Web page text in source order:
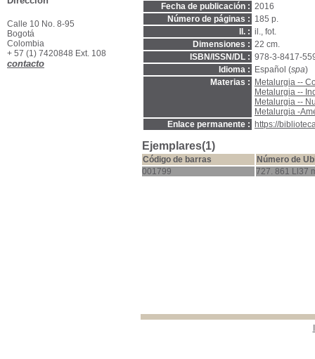
Fecha de publicación : 2016
Número de páginas : 185 p.
Il. : il., fot.
Dimensiones : 22 cm.
ISBN/ISSN/DL : 978-3-8417-
Idioma :
Español (spa)
Materias :
Metalurgia --
Metalurgia --
Metalurgia --
Metalurgia -
Enlace permanente :
https://
Ejemplares(1)
Código de barras
Número de
001799
727. 861 Ll37
Calle 10 No. 8-95
Bogotá
Colombia
+ 57 (1) 7420848 Ext. 108
contacto